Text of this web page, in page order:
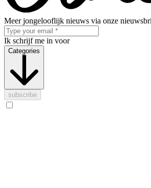
Meer jongelooflijk nieuws via onze
Ik schrijf me in voor
Categories
subscribe